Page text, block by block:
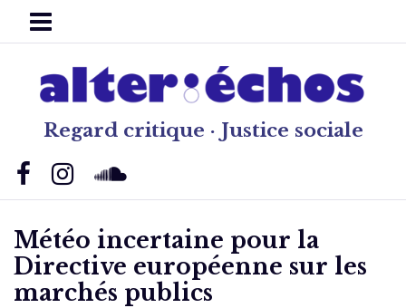
Regard critique · Justice sociale
Météo incertaine pour la
Directive européenne sur les
marchés publics